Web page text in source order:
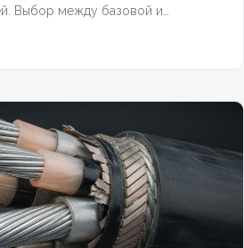
Выбор между базовой и
Разберём конструктивные